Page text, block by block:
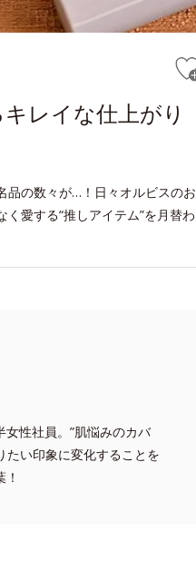
レイな仕上がり
品の数々が…！日々オルビスのお
愛する“推しアイテム”を月替わ
性社員。”肌悩みのカバ
たい印象に変化することを